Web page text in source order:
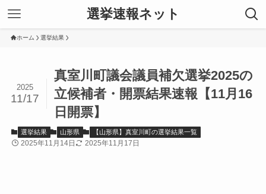
選挙速報ネット
ホーム 選挙結果
真室川町議会議員補欠選挙2025の
立候補者・開票結果速報【11月16
日開票】
2025
11/17
選挙結果 山形県 【山形県】真室川町の選挙結果一覧
2025年11月14日 2025年11月17日